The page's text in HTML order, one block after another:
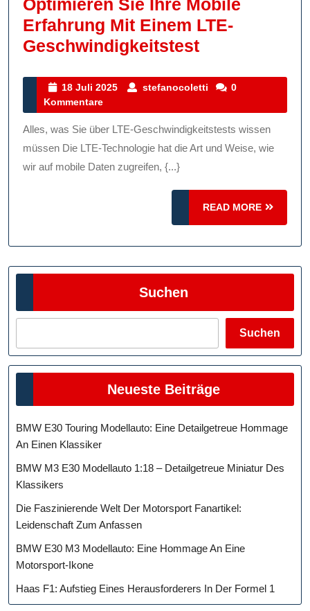
Optimieren Sie Ihre Mobile
Erfahrung Mit Einem LTE-
GeschwindigkeitstestOptimieren
Ihre
Erfahrung
Mit
LTE-
18 Juli 2025
18
2025
stefanocoletti stefanocoletti
0
Kommentare
Alles, was Sie über LTE-Geschwindigkeitstests wissen
müssen Die LTE-Technologie hat die Art und Weise, wie
wir auf mobile Daten zugreifen, {...}
READ MORE
READ
MORE
Suchen
Suchen
Neueste Beiträge
BMW E30 Touring Modellauto: Eine Detailgetreue Hommage
An Einen Klassiker
BMW M3 E30 Modellauto 1:18 – Detailgetreue Miniatur Des
Klassikers
Die Faszinierende Welt Der Motorsport Fanartikel:
Leidenschaft Zum Anfassen
BMW E30 M3 Modellauto: Eine Hommage An Eine
Motorsport-Ikone
Haas F1: Aufstieg Eines Herausforderers In Der Formel 1